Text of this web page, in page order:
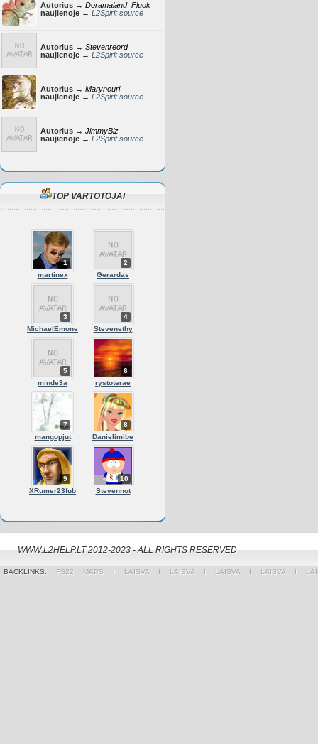
Autorius → Doramaland_Fluok
naujienoje → L2Spirit source
Autorius → Stevenreord
naujienoje → L2Spirit source
Autorius → Marynouri
naujienoje → L2Spirit source
Autorius → JimmyBiz
naujienoje → L2Spirit source
TOP VARTOTOJAI
1
martinex
2
Gerardas
3
MichaelEmone
4
Stevenethy
5
minde3a
6
rystoterae
7
mangopjut
8
Danielimibe
9
XRumer23fub
10
Stevennot
WWW.L2HELP.LT 2012-2023 - ALL RIGHTS RESERVED
BACKLINKS: FS22 MAPS Ι LAISVA Ι LAISVA Ι LAISVA Ι LAISVA Ι